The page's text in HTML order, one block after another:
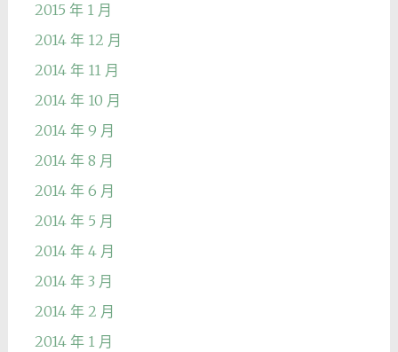
2015 年 1 月
2014 年 12 月
2014 年 11 月
2014 年 10 月
2014 年 9 月
2014 年 8 月
2014 年 6 月
2014 年 5 月
2014 年 4 月
2014 年 3 月
2014 年 2 月
2014 年 1 月